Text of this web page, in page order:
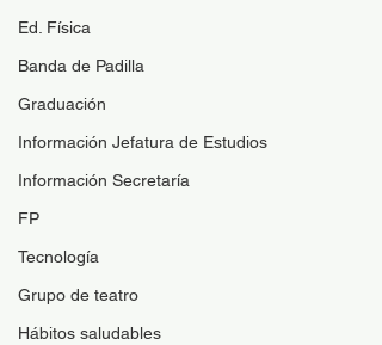
Ed. Física
Banda de Padilla
Graduación
Información Jefatura de Estudios
Información Secretaría
FP
Tecnología
Grupo de teatro
Hábitos saludables